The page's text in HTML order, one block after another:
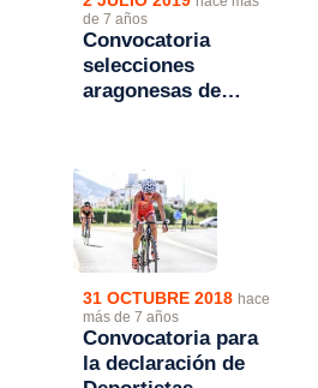
de 7 años
Convocatoria
selecciones
aragonesas de
España de
Autonomías 2019
31 OCTUBRE 2018 hace
más de 7 años
Convocatoria para
la declaración de